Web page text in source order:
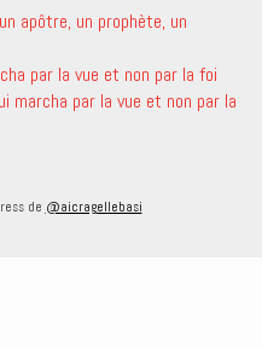
apôtre, un prophète, un
par la vue et non par la foi
marcha par la vue et non par la
de @aicragellebasi